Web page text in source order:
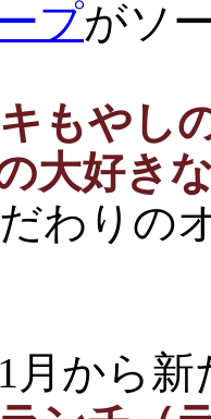
プがソ
もやし
大好き
わりの
月から新